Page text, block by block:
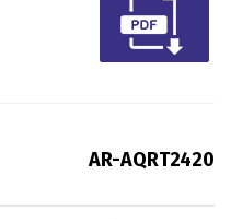
AR-AQRT2420